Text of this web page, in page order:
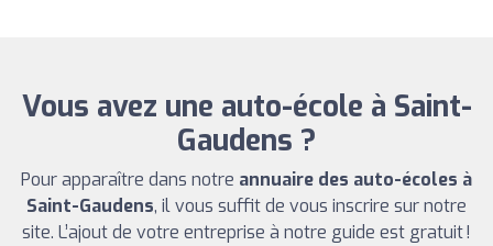
Vous avez une auto-école à Saint-
Gaudens ?
Pour apparaître dans notre annuaire des auto-écoles à
Saint-Gaudens, il vous suffit de vous inscrire sur notre
site. L’ajout de votre entreprise à notre guide est gratuit !